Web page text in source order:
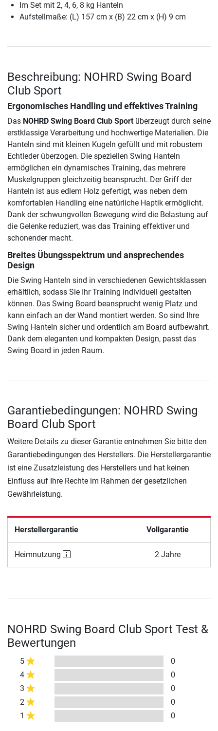
Im Set mit 2, 4, 6, 8 kg Hanteln
Aufstellmaße: (L) 157 cm x (B) 22 cm x (H) 9 cm
Beschreibung: NOHRD Swing Board
Club Sport
Ergonomisches Handling und effektives Training
Das NOHRD Swing Board Club Sport überzeugt durch seine
erstklassige Verarbeitung und hochwertige Materialien. Die
Hanteln sind mit kleinen Kugeln gefüllt und mit robustem
Echtleder überzogen. Die speziellen Swing Hanteln
ermöglichen ein dynamisches Training, das mehrere
Muskelgruppen gleichzeitig beansprucht. Der Griff der
Hanteln ist aus edlem Holz gefertigt, was neben dem
komfortablen Handling eine natürliche Haptik ermöglicht.
Dank der schwungvollen Bewegung wird die Belastung auf
die Gelenke reduziert, was das Training effektiver und
schonender macht.
Breites Übungsspektrum und ansprechendes
Design
Die Swing Hanteln sind in verschiedenen Gewichtsklassen
erhältlich, sodass Sie Ihr Training individuell gestalten
können. Das Swing Board beansprucht wenig Platz und
kann einfach an der Wand montiert werden. So sind Ihre
Swing Hanteln sicher und ordentlich am Board aufbewahrt.
Dank dem eleganten und kompakten Design, passt das
Swing Board in jeden Raum.
Garantiebedingungen: NOHRD Swing
Board Club Sport
Weitere Details zu dieser Garantie entnehmen Sie bitte den
Garantiebedingungen des Herstellers. Die Herstellergarantie
ist eine Zusatzleistung des Herstellers und hat keinen
Einfluss auf Ihre Rechte im Rahmen der gesetzlichen
Gewährleistung.
Herstellergarantie Vollgarantie
Heimnutzung 2 Jahre
NOHRD Swing Board Club Sport Test &
Bewertungen
5
0
4
0
3
0
2
0
1
0